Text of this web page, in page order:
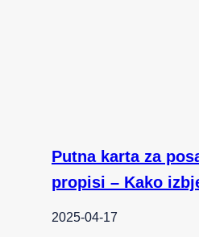
Putna karta za
propisi – Kako
2025-04-17